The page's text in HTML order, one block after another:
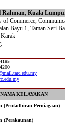
Kuala
of Commerce,
Bayu 1, Taman Seri
NAMA KELAYAKAN
(Pentadbiran Perniagaan)
(Perakaunan)